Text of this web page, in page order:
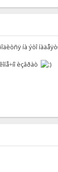
íà ýòî
èçâðàò